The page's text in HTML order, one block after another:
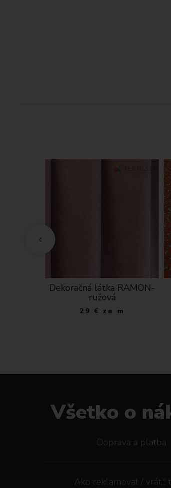
Dekoračná látka RAMON-
ružová
29 € za m
Všetko o
Doprava a platba
Ako reklamovat / vrátiť